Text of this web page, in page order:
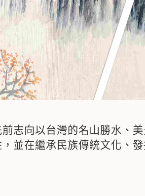
志向以台灣的名山勝水、
並在繼承民族傳統文化、